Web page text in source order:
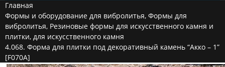
Главная
Формы и оборудование для вибролитья, Формы для
вибролитья, Резиновые формы для искусственного камня и
плитки, для искусственного камня
4.068. Форма для плитки под декоративный камень “Акко – 1”
[F070A]